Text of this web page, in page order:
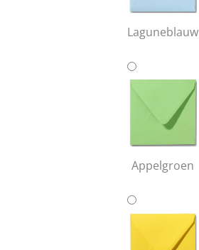
Laguneblauw
Appelgroen